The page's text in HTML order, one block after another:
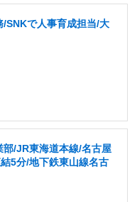
/SNKで人事育成担当/大
/JR東海道本線/名古屋
5分/地下鉄東山線名古